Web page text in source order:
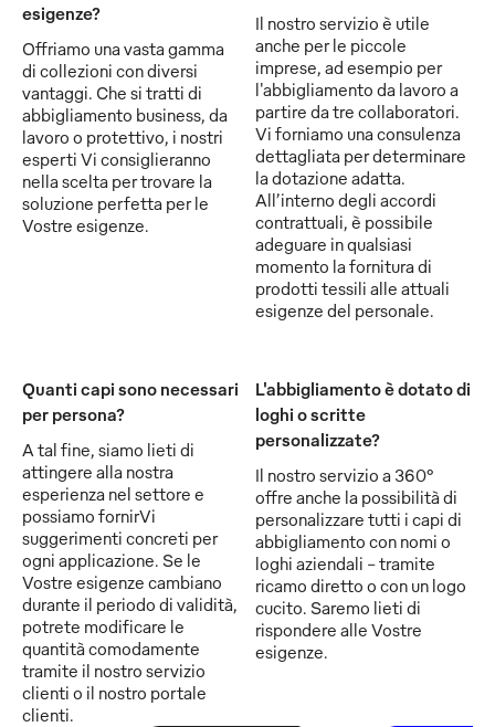
esigenze?
Offriamo una vasta gamma
di collezioni con diversi
vantaggi. Che si tratti di
abbigliamento business, da
lavoro o protettivo, i nostri
esperti Vi consiglieranno
nella scelta per trovare la
soluzione perfetta per le
Vostre esigenze.
Il nostro servizio è utile
anche per le piccole
imprese, ad esempio per
l'abbigliamento da lavoro a
partire da tre collaboratori.
Vi forniamo una consulenza
dettagliata per determinare
la dotazione adatta.
All’interno degli accordi
contrattuali, è possibile
adeguare in qualsiasi
momento la fornitura di
prodotti tessili alle attuali
esigenze del personale.
Quanti capi sono necessari
per persona?
A tal fine, siamo lieti di
attingere alla nostra
esperienza nel settore e
possiamo fornirVi
suggerimenti concreti per
ogni applicazione. Se le
Vostre esigenze cambiano
durante il periodo di validità,
potrete modificare le
quantità comodamente
tramite il nostro servizio
clienti o il nostro portale
clienti.
L'abbigliamento è dotato di
loghi o scritte
personalizzate?
Il nostro servizio a 360°
offre anche la possibilità di
personalizzare tutti i capi di
abbigliamento con nomi o
loghi aziendali - tramite
ricamo diretto o con un logo
cucito. Saremo lieti di
rispondere alle Vostre
esigenze.